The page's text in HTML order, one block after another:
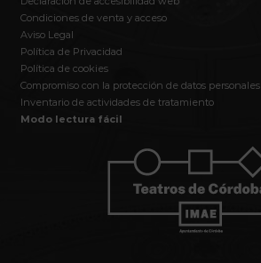
Condiciones de venta y acceso
Aviso Legal
Política de Privacidad
Política de cookies
Compromiso con la protección de datos personales
Inventario de actividades de tratamiento
Modo lectura fácil